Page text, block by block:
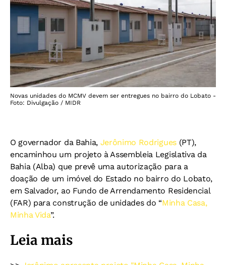
Novas unidades do MCMV devem ser entregues no bairro do Lobato -
Foto: Divulgação / MIDR
O governador da Bahia, Jerônimo Rodrigues(PT),
encaminhou um projeto à Assembleia Legislativa da
Bahia (Alba) que prevê uma autorização para a
doação de um imóvel do Estado no bairro do Lobato,
em Salvador, ao Fundo de Arrendamento Residencial
(FAR) para construção de unidades do “Minha Casa,
Minha Vida”.
Leia mais